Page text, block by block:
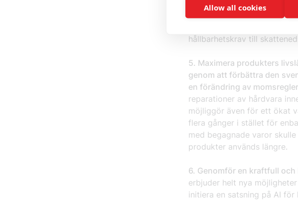
Regeringen har beslutat att
bort. Skulle det ske
hållbarhetskrav till
5. Maximera produkters
genom att förbättra den
en förändring av
reparationer av hårdvara
möjliggör även för ett ökat
flera gånger i stället för
med begagnade varor
produkter används längre.
6. Genomför en kraftfull
erbjuder helt nya
initiera en satsning på AI
Allow all cookies